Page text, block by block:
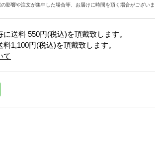
影響や注文が集中した場合等、お届けに時間を頂く場合がございま
に送料 550円(税込)を頂戴致します。
料1,100円(税込)を頂戴致します。
て